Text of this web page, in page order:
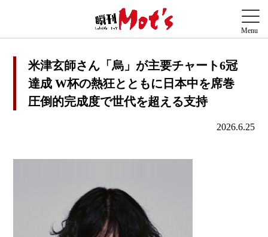
米津玄師さん「烏」が主要チャート6冠
達成 W杯の熱狂とともに日本中を席巻
圧倒的完成度で世代を超える支持
2026.6.25